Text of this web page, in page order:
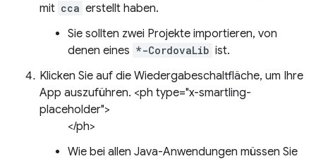
mit cca erstellt haben.
Sie sollten zwei Projekte importieren, von
denen eines *-CordovaLib ist.
Klicken Sie auf die Wiedergabeschaltfläche, um Ihre
App auszuführen. <ph type="x-smartling-
placeholder">
</ph>
Wie bei allen Java-Anwendungen müssen Sie